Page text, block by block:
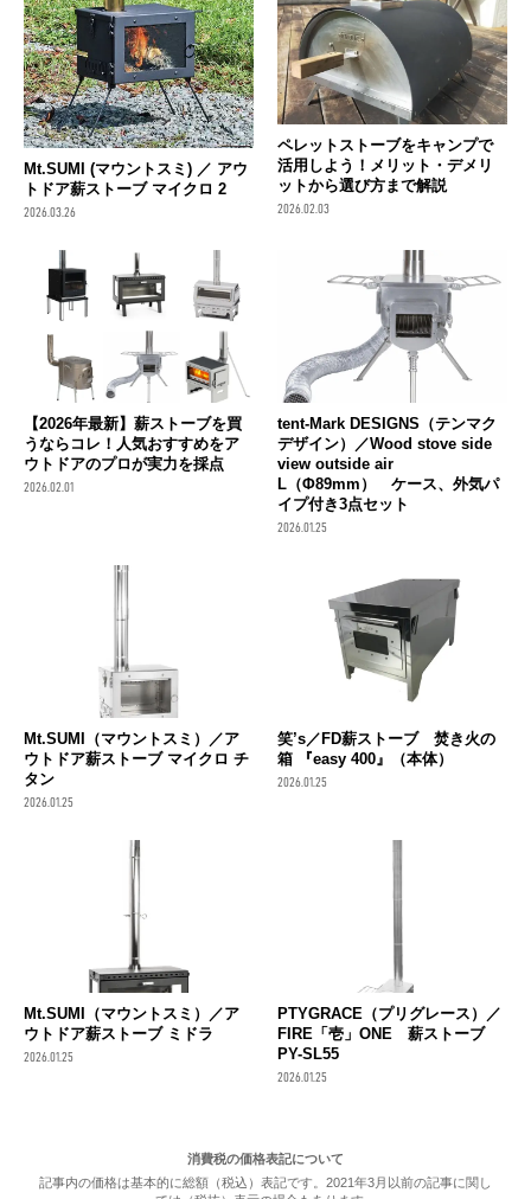
Mt.SUMI (マウントスミ) ／ アウ
トドア薪ストーブ マイクロ 2
2026.03.26
ペレットストーブをキャンプで
活用しよう！メリット・デメリ
ットから選び方まで解説
2026.02.03
【2026年最新】薪ストーブを買
うならコレ！人気おすすめをア
ウトドアのプロが実力を採点
2026.02.01
tent-Mark DESIGNS（テンマク
デザイン）／Wood stove side
view outside air
L（Φ89mm） ケース、外気パ
イプ付き3点セット
2026.01.25
Mt.SUMI（マウントスミ）／ア
ウトドア薪ストーブ マイクロ チ
タン
2026.01.25
笑’s／FD薪ストーブ 焚き火の
箱 『easy 400』（本体）
2026.01.25
Mt.SUMI（マウントスミ）／ア
ウトドア薪ストーブ ミドラ
2026.01.25
PTYGRACE（プリグレース）／
FIRE「壱」ONE 薪ストーブ
PY-SL55
2026.01.25
消費税の価格表記について
記事内の価格は基本的に総額（税込）表記です。2021年3月以前の記事に関し